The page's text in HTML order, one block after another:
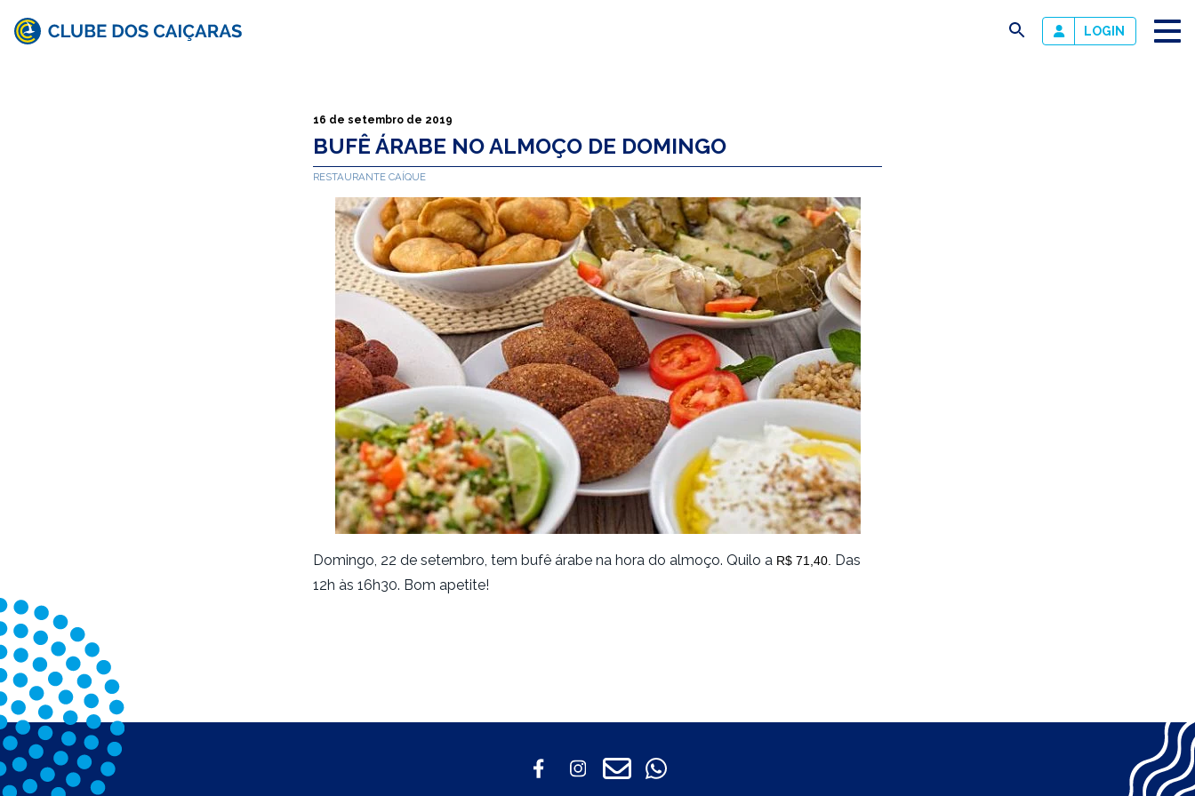
busca LOGIN
16 de setembro de 2019
BUFÊ ÁRABE NO ALMOÇO DE DOMINGO
RESTAURANTE CAÍQUE
Domingo, 22 de setembro, tem bufê árabe na hora do almoço. Quilo a R$ 71,40. Das
12h às 16h30. Bom apetite!